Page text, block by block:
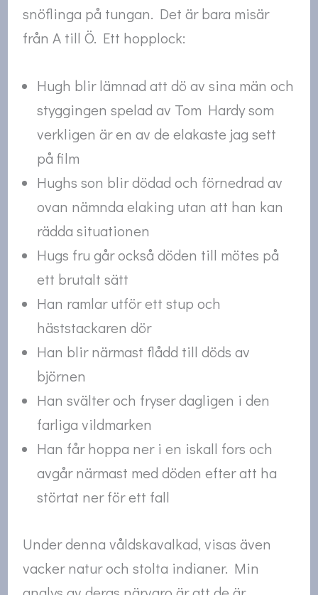
snöflinga på tungan. Det är bara misär
från A till Ö. Ett hopplock:
Hugh blir lämnad att dö av sina män och
styggingen spelad av Tom Hardy som
verkligen är en av de elakaste jag sett
på film
Hughs son blir dödad och förnedrad av
ovan nämnda elaking utan att han kan
rädda situationen
Hugs fru går också döden till mötes på
ett brutalt sätt
Han ramlar utför ett stup och
häststackaren dör
Han blir närmast flådd till döds av
björnen
Han svälter och fryser dagligen i den
farliga vildmarken
Han får hoppa ner i en iskall fors och
avgår närmast med döden efter att ha
störtat ner för ett fall
Under denna våldskavalkad, visas även
vacker natur och stolta indianer. Min